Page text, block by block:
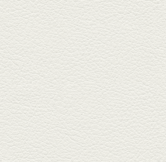
豆腐
東区月出『中華酒場ア
は、スパイスが効いた
中華が...
2025年11月28日放送
ごま鯛＆牛すじ大
名店揃いの並木坂ドル
ルに今年生まれた新た
『家庭...
2025年11月7日放送
贅沢馬刺し盛合せ
馬肉しゃぶしゃぶ